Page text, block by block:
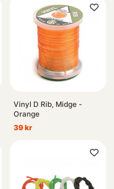
Vinyl D Rib, Midge -
Orange
39 kr